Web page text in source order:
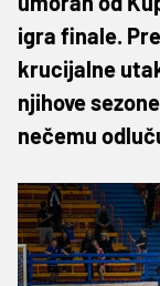
igra finale.
krucijalne
njihove
nečemu